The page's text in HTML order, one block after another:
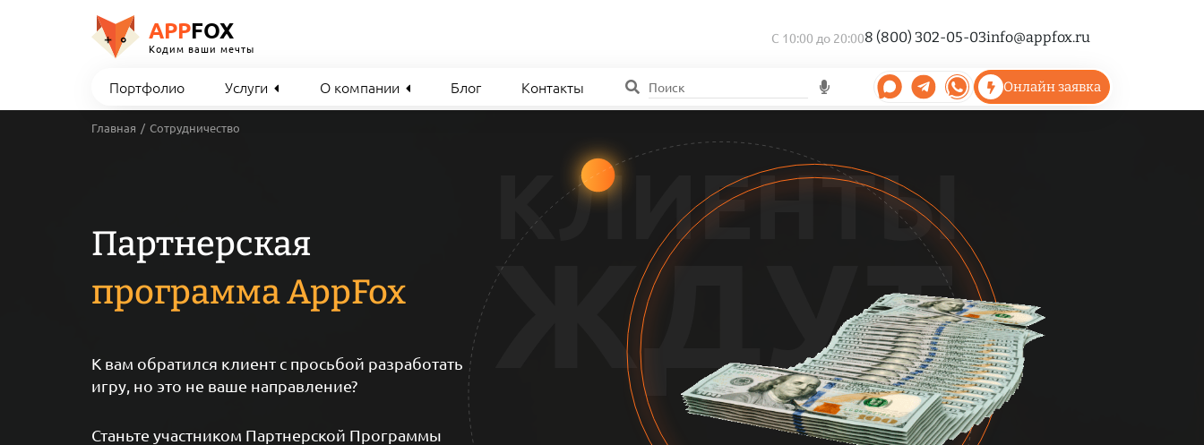
APPFOX
Кодим ваши мечты
С 10:00 до 20:008 (800) 302-05-03info@appfox.ru
Портфолио Услуги О компании Блог Контакты Онлайн заявка
Главная Сотрудничество
Партнерская
программа AppFox
К вам обратился клиент с просьбой разработать
игру, но это не ваше направление?
Станьте участником Партнерской Программы
КЛИЕНТЫ
ЖДУТ